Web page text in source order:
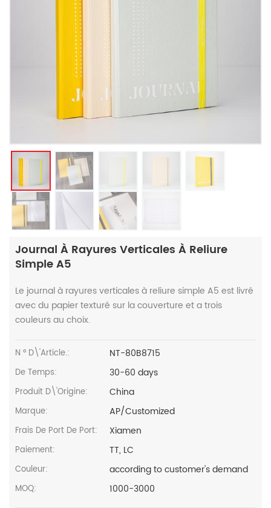
Journal À Rayures Verticales À Reliure
Simple A5
Le journal à rayures verticales à reliure simple A5 est livré
avec du papier texturé sur la couverture et a trois
couleurs au choix.
N ° D\'article.: NT-80B8715
De Temps: 30-60 days
Produit D\'Origine: China
Marque: AP/Customized
Frais De Port De Port: Xiamen
Paiement: TT, LC
Couleur: according to customer's demand
MOQ: 1000-3000